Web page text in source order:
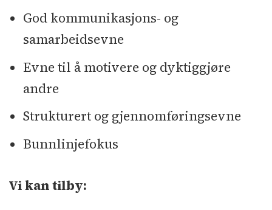
God kommunikasjons- og
samarbeidsevne
Evne til å motivere og dyktiggjøre
andre
Strukturert og gjennomføringsevne
Bunnlinjefokus
Vi kan tilby: